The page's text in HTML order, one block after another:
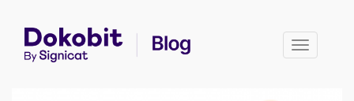
Toggle